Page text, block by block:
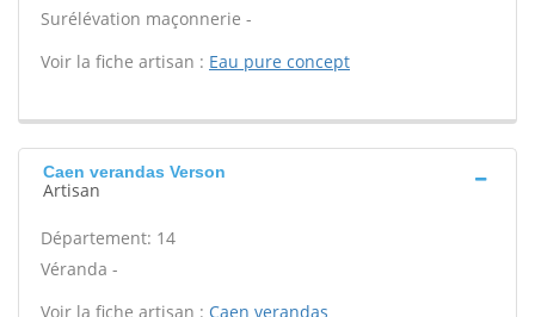
Surélévation maçonnerie -
Voir la fiche artisan : Eau pure concept
Caen verandas Verson
Artisan
Département: 14
Véranda -
Voir la fiche artisan : Caen verandas